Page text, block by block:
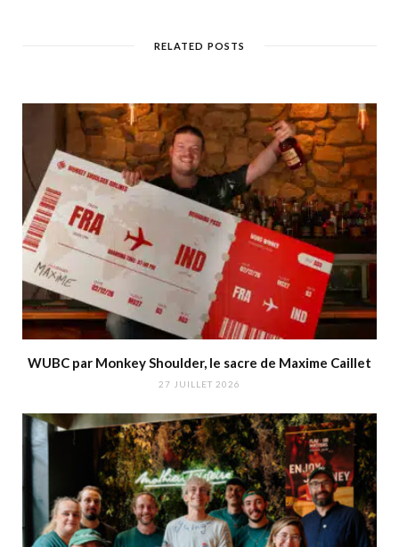
RELATED POSTS
WUBC par Monkey Shoulder, le sacre de Maxime Caillet
27 JUILLET 2026